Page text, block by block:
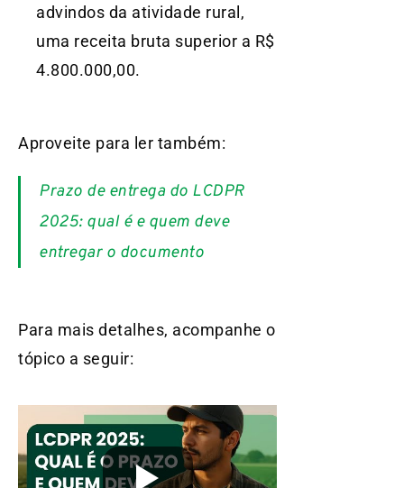
advindos da atividade rural,
uma receita bruta superior a R$
4.800.000,00.
Aproveite para ler também:
Prazo de entrega do LCDPR
2025: qual é e quem deve
entregar o documento
Para mais detalhes, acompanhe o
tópico a seguir: